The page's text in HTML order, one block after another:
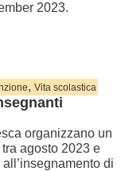
2023.
, Vita scolastica
organizzano un
agosto 2023 e
di